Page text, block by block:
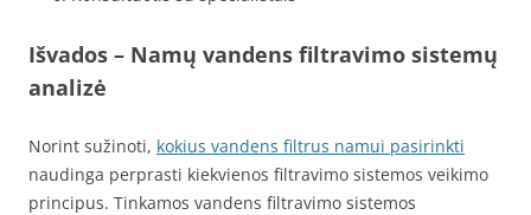
Išvados – Namų vandens filtravimo sistemų
analizė
Norint sužinoti, kokius vandens filtrus namui pasirinkti
naudinga perprasti kiekvienos filtravimo sistemos veikimo
principus. Tinkamos vandens filtravimo sistemos